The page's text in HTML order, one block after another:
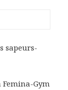
sapeurs-
Gym